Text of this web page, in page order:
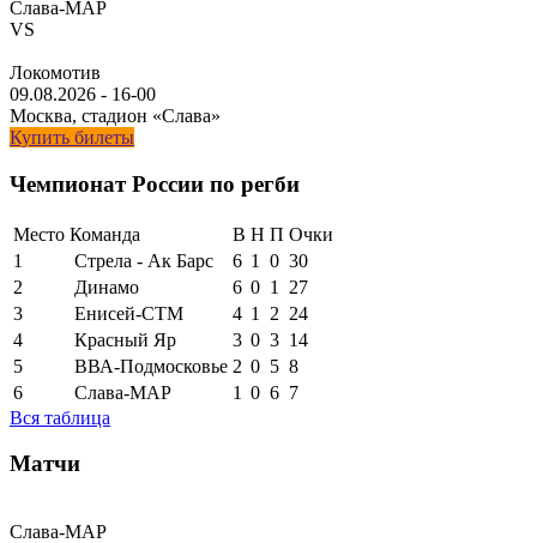
Слава-МАР
VS
Локомотив
09.08.2026 - 16-00
Москва, стадион «Слава»
Купить билеты
Чемпионат России по регби
Место Команда В Н П Очки
1
Стрела - Ак Барс 6 1 0 30
2
Динамо 6 0 1
27
3
Енисей-СТМ 4 1 2 24
4
Красный Яр 3 0 3 14
5
ВВА-Подмосковье 2 0 5 8
6
Слава-МАР 1 0 6 7
Вся таблица
Матчи
Слава-МАР